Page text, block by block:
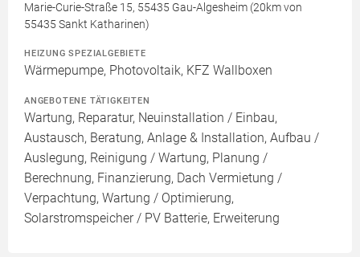
Marie-Curie-Straße 15, 55435 Gau-Algesheim (20km von
55435 Sankt Katharinen)
HEIZUNG SPEZIALGEBIETE
Wärmepumpe, Photovoltaik, KFZ Wallboxen
ANGEBOTENE TÄTIGKEITEN
Wartung, Reparatur, Neuinstallation / Einbau,
Austausch, Beratung, Anlage & Installation, Aufbau /
Auslegung, Reinigung / Wartung, Planung /
Berechnung, Finanzierung, Dach Vermietung /
Verpachtung, Wartung / Optimierung,
Solarstromspeicher / PV Batterie, Erweiterung